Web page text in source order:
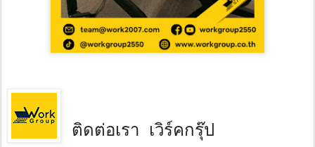
ติดต่อเรา เวิร์คกรุ๊ป